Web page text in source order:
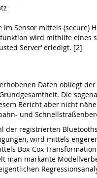
Sensor mittels
wird mithilfe eines
Server‘ erledigt. [2]
Daten obliegt
Die
Bericht aber nicht
und
der registrierten
wird mittels
Box-Cox-
man markante